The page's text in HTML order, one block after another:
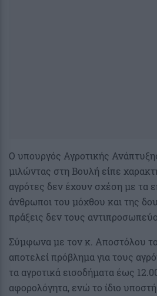
Ο υπουργός Αγροτικής
μιλώντας στη Βουλή είπε
αγρότες δεν έχουν σχέση με τα
άνθρωποι του μόχθου και της
πράξεις δεν τους
Σύμφωνα με τον κ. Αποστόλου
αποτελεί πρόβλημα για τους
τα αγροτικά εισοδήματα έως
αφορολόγητα, ενώ το ίδιο